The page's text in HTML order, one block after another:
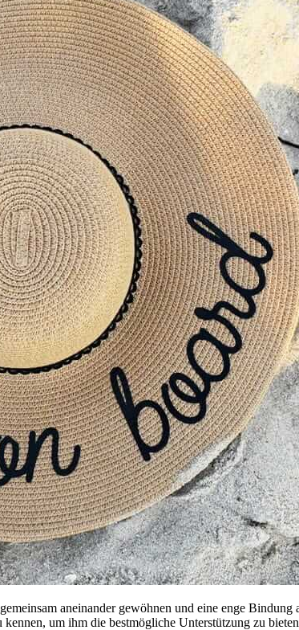
aneinander gewöhnen und eine enge
um ihm die bestmögliche Unterstützung zu